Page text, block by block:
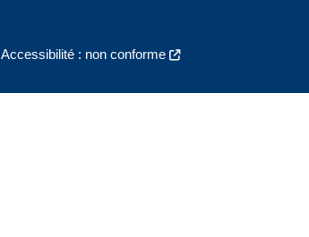
Accessibilité : non conforme